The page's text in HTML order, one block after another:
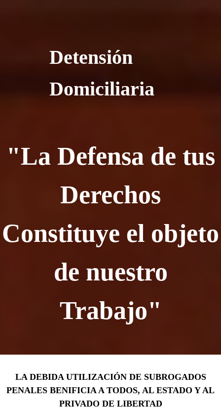
Detensión
Domiciliaria
"La Defensa de tus
Derechos
Constituye el objeto
de nuestro
Trabajo"
LA DEBIDA UTILIZACIÓN DE SUBROGADOS
PENALES BENIFICIA A TODOS, AL ESTADO Y AL
PRIVADO DE LIBERTAD